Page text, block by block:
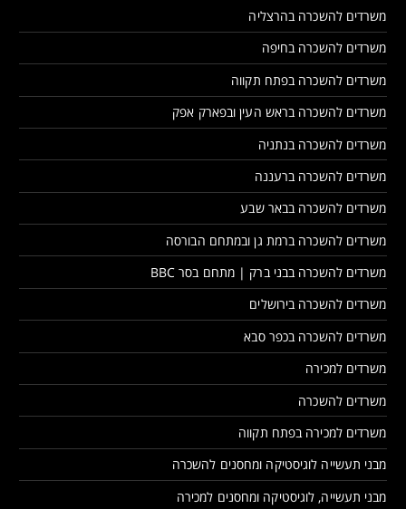
משרדים להשכרה בהרצליה
משרדים להשכרה בחיפה
משרדים להשכרה בפתח תקווה
משרדים להשכרה בראש העין ובפארק אפק
משרדים להשכרה בנתניה
משרדים להשכרה ברעננה
משרדים להשכרה בבאר שבע
משרדים להשכרה ברמת גן ובמתחם הבורסה
משרדים להשכרה בבני ברק | מתחם בסר BBC
משרדים להשכרה בירושלים
משרדים להשכרה בכפר סבא
משרדים למכירה
משרדים להשכרה
משרדים למכירה בפתח תקווה
מבני תעשייה לוגיסטיקה ומחסנים להשכרה
מבני תעשייה, לוגיסטיקה ומחסנים למכירה